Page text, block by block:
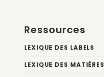
Ressources
LEXIQUE DES LABELS
LEXIQUE DES MATIÈRES